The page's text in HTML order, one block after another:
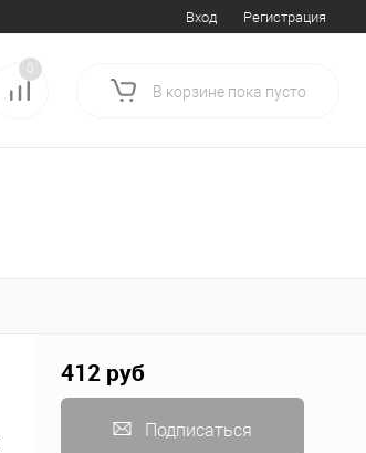
Вход Регистрация
0
В корзине пока пусто
412 руб
Подписаться